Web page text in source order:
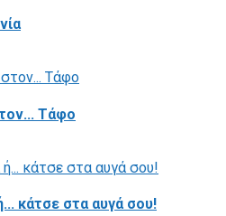
Τάφο
κάτσε στα αυγά σου!